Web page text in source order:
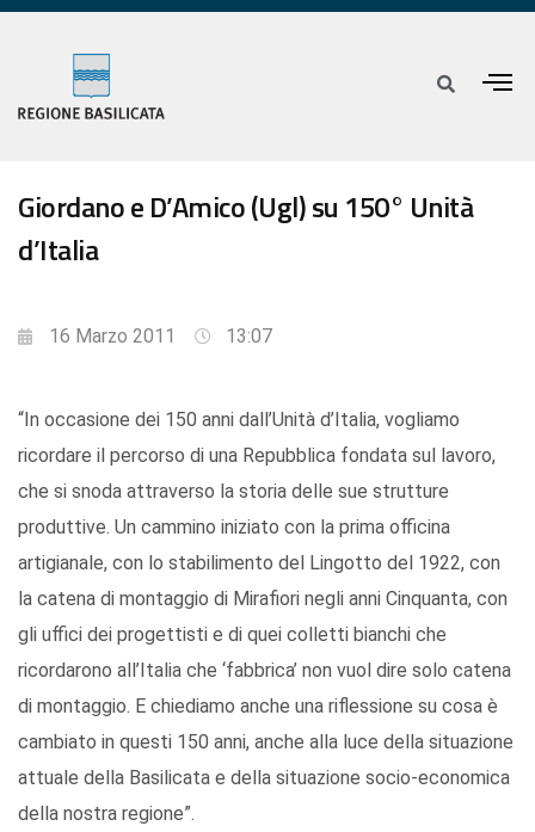
Giordano e D’Amico (Ugl) su 150° Unità
d’Italia
16 Marzo 2011 13:07
“In occasione dei 150 anni dall’Unità d’Italia, vogliamo
ricordare il percorso di una Repubblica fondata sul lavoro,
che si snoda attraverso la storia delle sue strutture
produttive. Un cammino iniziato con la prima officina
artigianale, con lo stabilimento del Lingotto del 1922, con
la catena di montaggio di Mirafiori negli anni Cinquanta, con
gli uffici dei progettisti e di quei colletti bianchi che
ricordarono all’Italia che ‘fabbrica’ non vuol dire solo catena
di montaggio. E chiediamo anche una riflessione su cosa è
cambiato in questi 150 anni, anche alla luce della situazione
attuale della Basilicata e della situazione socio-economica
della nostra regione”.